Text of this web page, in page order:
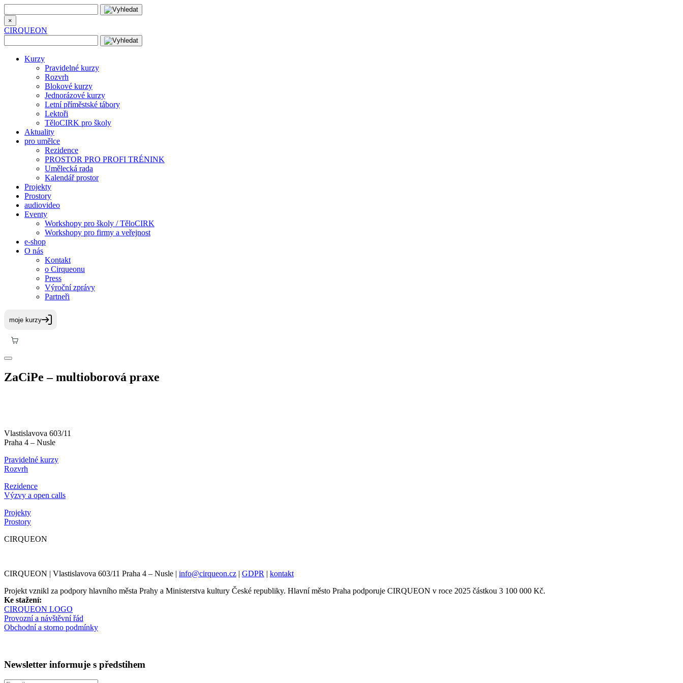
×
CIRQUEON
Kurzy
Pravidelné kurzy
Rozvrh
Blokové kurzy
Jednorázové kurzy
Letní příměstské tábory
Lektoři
TěloCIRK pro školy
Aktuality
pro umělce
Rezidence
PROSTOR PRO PROFI TRÉNINK
Umělecká rada
Kalendář prostor
Projekty
Prostory
audiovideo
Eventy
Workshopy pro školy / TěloCIRK
Workshopy pro firmy a veřejnost
e-shop
O nás
Kontakt
o Cirqueonu
Press
Výroční zprávy
Partneři
ZaCiPe – multioborová praxe
Vlastislavova 603/11
Praha 4 – Nusle
Pravidelné kurzy
Rozvrh
Rezidence
Výzvy a open calls
Projekty
Prostory
CIRQUEON
CIRQUEON | Vlastislavova 603/11 Praha 4 – Nusle | info@cirqueon.cz | GDPR | kontakt
Projekt vznikl za podpory hlavního města Prahy a Ministerstva kultury České republiky. Hlavní město Praha podporuje CIRQUEON v roce 2025 částkou 3 100 000 Kč.
Ke stažení:
CIRQUEON LOGO
Provozní a návštěvní řád
Obchodní a storno podmínky
Newsletter informuje s předstihem